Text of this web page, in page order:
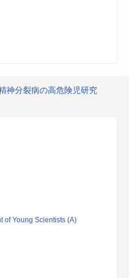
神分裂病の高危険児研究
of Young Scientists (A)